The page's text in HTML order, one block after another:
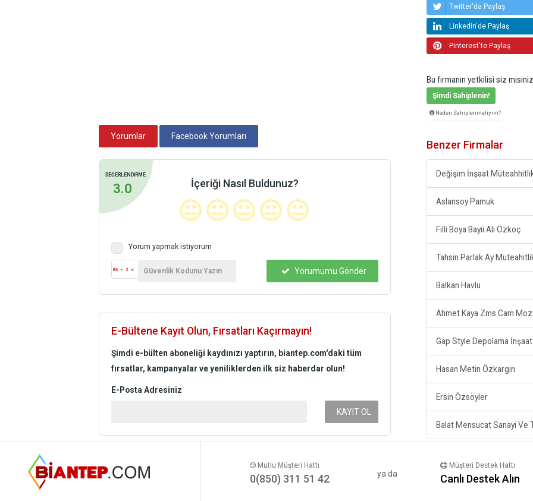
Yorumlar Facebook Yorumları
DEĞERLENDİRME
3.0 İçeriği Nasıl Buldunuz?
😐😐😐😐😐
Yorum yapmak istiyorum
Yorumumu Gönder
E-Bültene Kayıt Olun, Fırsatları Kaçırmayın!
Şimdi e-bülten aboneliği kaydınızı yaptırın, biantep.com'daki tüm
fırsatlar, kampanyalar ve yeniliklerden ilk siz haberdar olun!
E-Posta Adresiniz
KAYIT OL
Twitter'da Paylaş
Linkedin'de Paylaş
Pinterest'te Paylaş
Bu firmanın yetkilisi siz
Şimdi Sahiplenin!
Neden Sahiplenmeliyim?
Benzer Firmalar
Aslansoy Pamuk
Filli Boya Bayii Ali Özkoç
Tahsin Parlak Ay
Balkan Havlu
Ahmet Kaya Zms Cam
Hasan Metin Özkargin
Ersin Özsöyler
Mutlu Müşteri Hattı
0(850) 311 51 42 ya da
Müşteri Destek Hattı
Canlı Destek Alın